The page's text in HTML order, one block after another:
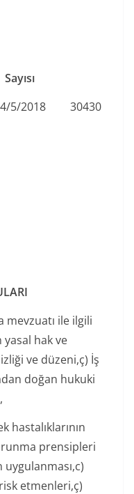
Sayısı
5/2018
30430
mevzuatı ile ilgili
yasal hak ve
ve düzeni,ç) İş
doğan hukuki
hastalıklarının
prensipleri
etmenleri,ç)